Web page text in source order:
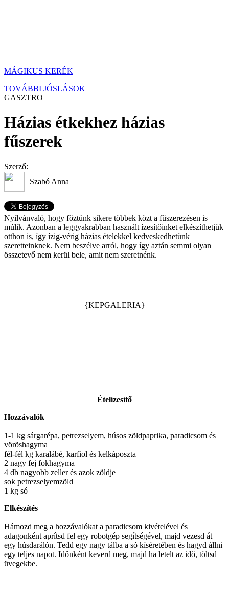
MÁGIKUS KERÉK
TOVÁBBI JÓSLÁSOK
GASZTRO
Házias étkekhez házias
fűszerek
Szerző:
Szabó Anna
Nyilvánvaló, hogy főztünk sikere többek közt a fűszerezésen is
múlik. Azonban a leggyakrabban használt ízesítőinket elkészíthetjük
otthon is, így ízig-vérig házias ételekkel kedveskedhetünk
szeretteinknek. Nem beszélve arról, hogy így aztán semmi olyan
összetevő nem kerül bele, amit nem szeretnénk.
{KEPGALERIA}
Ételízesítő
Hozzávalók
1-1 kg sárgarépa, petrezselyem, húsos zöldpaprika, paradicsom és
vöröshagyma
fél-fél kg karalábé, karfiol és kelkáposzta
2 nagy fej fokhagyma
4 db nagyobb zeller és azok zöldje
sok petrezselyemzöld
1 kg só
Elkészítés
Hámozd meg a hozzávalókat a paradicsom kivételével és
adagonként aprítsd fel egy robotgép segítségével, majd vezesd át
egy húsdarálón. Tedd egy nagy tálba a só kíséretében és hagyd állni
egy teljes napot. Időnként keverd meg, majd ha letelt az idő, töltsd
üvegekbe.